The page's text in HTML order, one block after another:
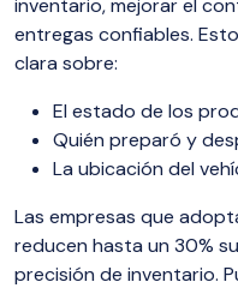
entregas confiables.
clara sobre:
El estado de los
Quién preparó y
La ubicación del
Las empresas que
reducen hasta un 30%
precisión de inventario.